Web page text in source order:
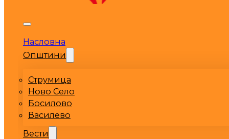
Насловна
Општини
Струмица
Ново Село
Босилово
Василево
Вести